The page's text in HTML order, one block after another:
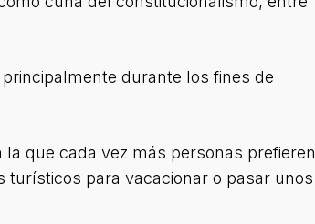
durante los fines de
que cada vez más personas prefieren
para vacacionar o pasar unos